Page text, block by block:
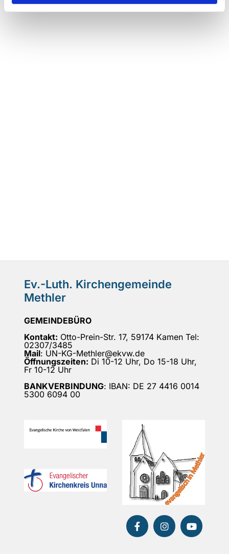
Ev.-Luth. Kirchengemeinde
Methler
GEMEINDEBÜRO
Kontakt: Otto-Prein-Str. 17, 59174 Kamen Tel:
02307/3485
Mail: UN-KG-Methler@ekvw.de
Öffnungszeiten: Di 10-12 Uhr, Do 15-18 Uhr,
Fr 10-12 Uhr
BANKVERBINDUNG: IBAN: DE 27 4416 0014
5300 6094 00